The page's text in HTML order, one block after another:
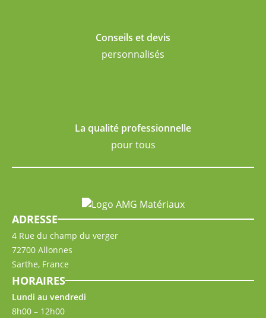
Conseils et devis
personnalisés
La qualité professionnelle
pour tous
ADRESSE
4 Rue du champ du verger
72700 Allonnes
Sarthe, France
HORAIRES
Lundi au vendredi
8h00 – 12h00